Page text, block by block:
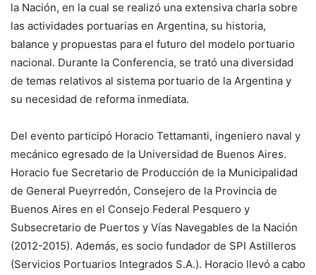
la Nación, en la cual se realizó una extensiva charla sobre
las actividades portuarias en Argentina, su historia,
balance y propuestas para el futuro del modelo portuario
nacional. Durante la Conferencia, se trató una diversidad
de temas relativos al sistema portuario de la Argentina y
su necesidad de reforma inmediata.
Del evento participó Horacio Tettamanti, ingeniero naval y
mecánico egresado de la Universidad de Buenos Aires.
Horacio fue Secretario de Producción de la Municipalidad
de General Pueyrredón, Consejero de la Provincia de
Buenos Aires en el Consejo Federal Pesquero y
Subsecretario de Puertos y Vías Navegables de la Nación
(2012-2015). Además, es socio fundador de SPI Astilleros
(Servicios Portuarios Integrados S.A.). Horacio llevó a cabo